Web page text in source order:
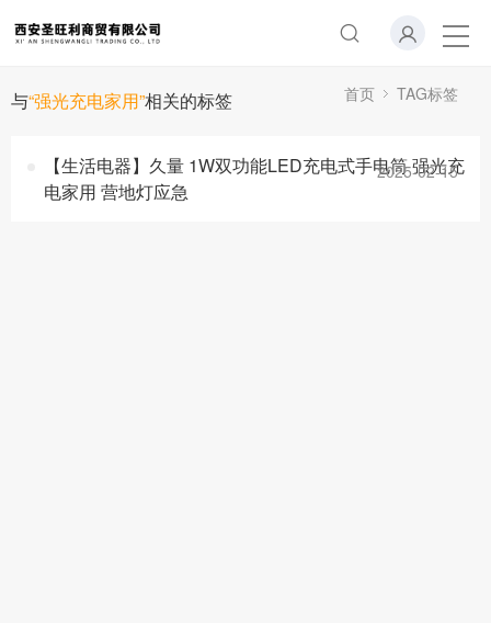
与“强光充电家用”相关的标签 首页 TAG标签
【生活电器】久量 1W双功能LED充电式手电筒 强光充
电家用 营地灯应急
2025-02-15